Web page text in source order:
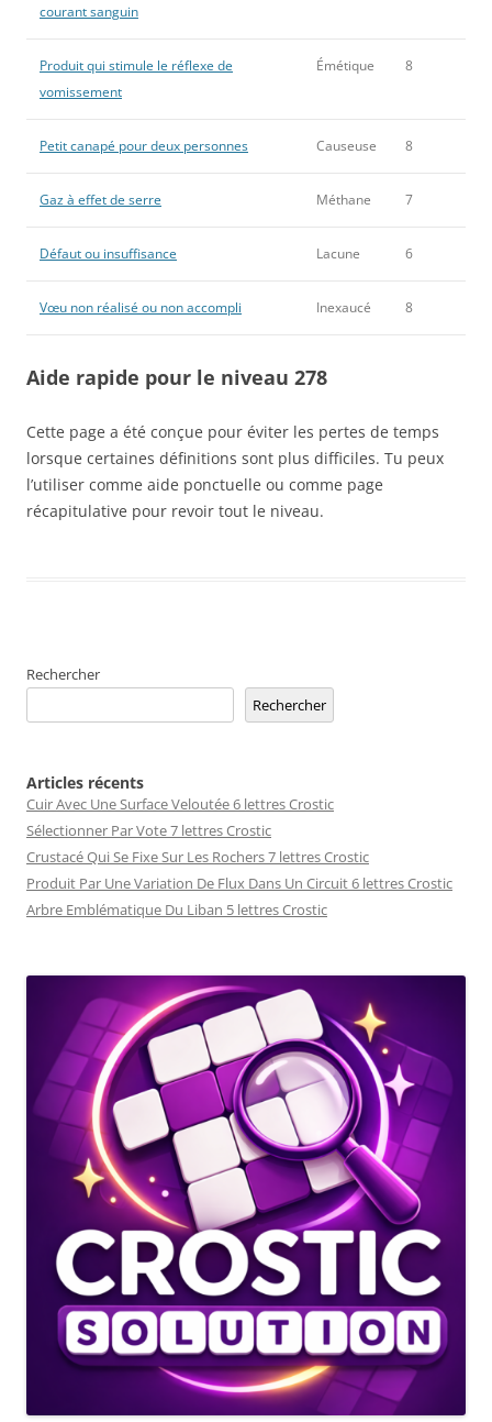
courant sanguin
Produit qui stimule le réflexe de
vomissement
Émétique 8
Petit canapé pour deux personnes Causeuse 8
Gaz à effet de serre Méthane 7
Défaut ou insuffisance Lacune 6
Vœu non réalisé ou non accompli Inexaucé 8
Aide rapide pour le niveau 278
Cette page a été conçue pour éviter les pertes de temps
lorsque certaines définitions sont plus difficiles. Tu peux
l’utiliser comme aide ponctuelle ou comme page
récapitulative pour revoir tout le niveau.
Rechercher
Rechercher
Articles récents
Cuir Avec Une Surface Veloutée 6 lettres Crostic
Sélectionner Par Vote 7 lettres Crostic
Crustacé Qui Se Fixe Sur Les Rochers 7 lettres Crostic
Produit Par Une Variation De Flux Dans Un Circuit 6 lettres Crostic
Arbre Emblématique Du Liban 5 lettres Crostic